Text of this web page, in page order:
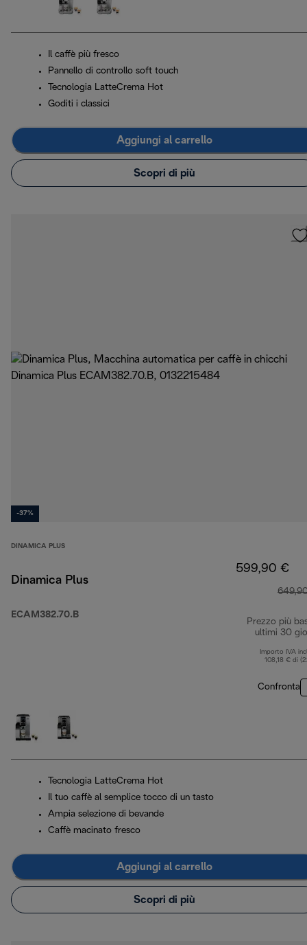
Il caffè più fresco
Pannello di controllo soft touch
Tecnologia LatteCrema Hot
Goditi i classici
Aggiungi al carrello
Scopri di più
-37%
DINAMICA PLUS
Dinamica Plus
ECAM382.70.B
599,90 €
Prezzo più
ultimi 30
Importo IVA
108,18 € di
Confronta
Tecnologia LatteCrema Hot
Il tuo caffè al semplice tocco di un tasto
Ampia selezione di bevande
Caffè macinato fresco
Aggiungi al carrello
Scopri di più